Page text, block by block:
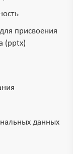
присвоения
(pptx)
данных